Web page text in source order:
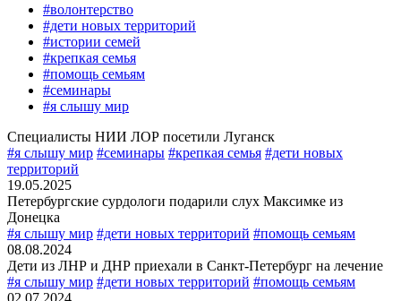
#волонтерство
#дети новых территорий
#истории семей
#крепкая семья
#помощь семьям
#семинары
#я слышу мир
Специалисты НИИ ЛОР посетили Луганск
#я слышу мир #семинары #крепкая семья #дети новых
территорий
19.05.2025
Петербургские сурдологи подарили слух Максимке из
Донецка
#я слышу мир #дети новых территорий #помощь семьям
08.08.2024
Дети из ЛНР и ДНР приехали в Санкт-Петербург на лечение
#я слышу мир #дети новых территорий #помощь семьям
02.07.2024